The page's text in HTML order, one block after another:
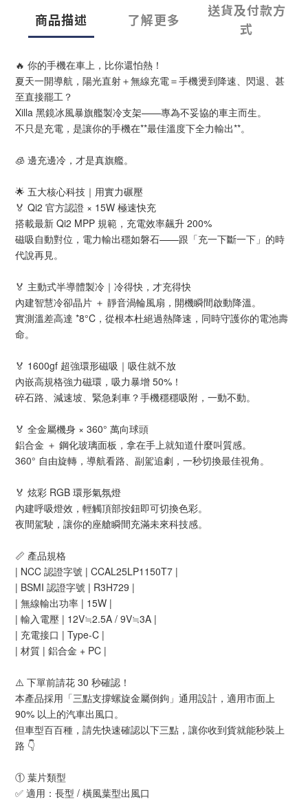
商品描述 了解更多
送貨及付款方
式
🔥 你的手機在車上，比你還怕熱！
夏天一開導航，陽光直射＋無線充電＝手機燙到降速、閃退、甚
至直接罷工？
Xilla 黑鏡冰風暴旗艦製冷支架——專為不妥協的車主而生。
不只是充電，是讓你的手機在**最佳溫度下全力輸出**。
🧊 邊充邊冷，才是真旗艦。
🌟 五大核心科技｜用實力碾壓
🏅 Qi2 官方認證 × 15W 極速快充
搭載最新 Qi2 MPP 規範，充電效率飆升 200%
磁吸自動對位，電力輸出穩如磐石——跟「充一下斷一下」的時
代說再見。
🏅 主動式半導體製冷｜冷得快，才充得快
內建智慧冷卻晶片 ＋ 靜音渦輪風扇，開機瞬間啟動降溫。
實測溫差高達 *8°C，從根本杜絕過熱降速，同時守護你的電池壽
命。
🏅 1600gf 超強環形磁吸｜吸住就不放
內嵌高規格強力磁環，吸力暴增 50%！
碎石路、減速坡、緊急剎車？手機穩穩吸附，一動不動。
🏅 全金屬機身 × 360° 萬向球頭
鋁合金 ＋ 鋼化玻璃面板，拿在手上就知道什麼叫質感。
360° 自由旋轉，導航看路、副駕追劇，一秒切換最佳視角。
🏅 炫彩 RGB 環形氣氛燈
內建呼吸燈效，輕觸頂部按鈕即可切換色彩。
夜間駕駛，讓你的座艙瞬間充滿未來科技感。
📏 產品規格
| NCC 認證字號 | CCAL25LP1150T7 |
| BSMI 認證字號 | R3H729 |
| 無線輸出功率 | 15W |
| 輸入電壓 | 12V≒2.5A / 9V≒3A |
| 充電接口 | Type-C |
| 材質 | 鋁合金 + PC |
⚠️ 下單前請花 30 秒確認！
本產品採用「三點支撐螺旋金屬倒鉤」通用設計，適用市面上
90% 以上的汽車出風口。
但車型百百種，請先快速確認以下三點，讓你收到貨就能秒裝上
路 👇
① 葉片類型
✅ 適用：長型 / 橫風葉型出風口